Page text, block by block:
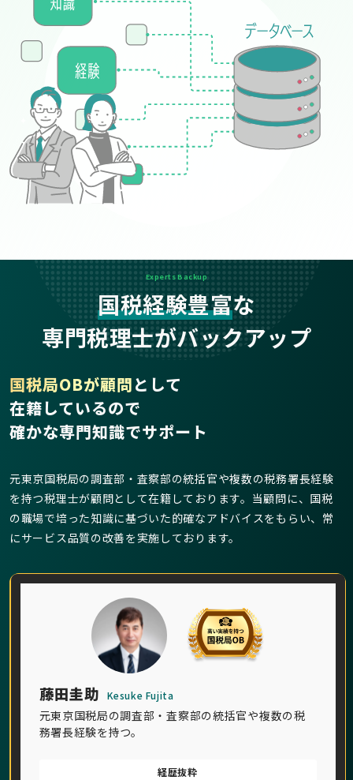
Experts Backup
国税経験豊富な
専門税理士がバックアップ
藤田圭助 Kesuke Fujita
元東京国税局の調査部・査察部の統括官や複数の税
務署長経験を持つ。
経歴抜粋
国税局OBが顧問として
在籍しているので
確かな専門知識でサポート
元東京国税局の調査部・査察部の統括官や複数の税務署長経験
を持つ税理士が顧問として在籍しております。当顧問に、国税
の職場で培った知識に基づいた的確なアドバイスをもらい、常
にサービス品質の改善を実施しております。